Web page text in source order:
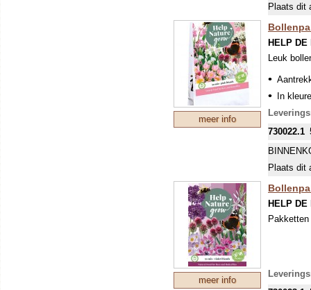
Plaats dit
meer info
HELP DE
Leuk
In
De
730022.1
Plaats dit
meer info
HELP DE